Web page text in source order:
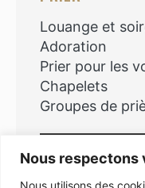
Nous respectons
Nous utilisons des
Louange et
Adoration
Prier pour les
Chapelets
Groupes de